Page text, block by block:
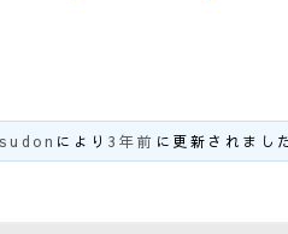
により 3年前 に更新されまし